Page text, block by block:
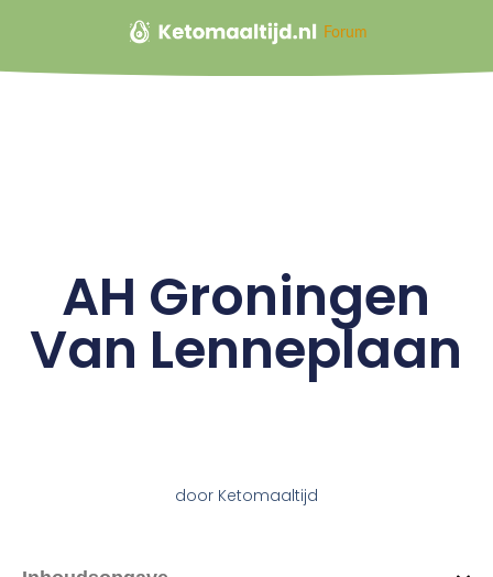
Forum
AH Groningen
Van Lenneplaan
doorKetomaaltijd